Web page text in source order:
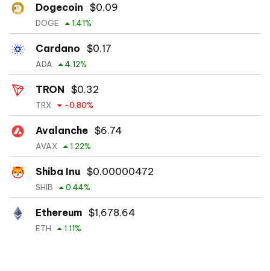
Dogecoin $0.09
DOGE 1.41%
Cardano $0.17
ADA 4.12%
TRON $0.32
TRX -0.80%
Avalanche $6.74
AVAX 1.22%
Shiba Inu $0.00000472
SHIB 0.44%
Ethereum $1,678.64
ETH 1.11%